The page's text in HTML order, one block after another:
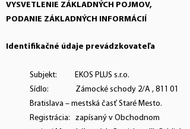
VYSVETLENIE ZÁKLADNÝCH POJMOV,
PODANIE ZÁKLADNÝCH INFORMÁCIÍ
Identifikačné údaje prevádzkovateľa
Subjekt: EKOS PLUS s.r.o.
Sídlo: Zámocké schody 2/A , 811 01
Bratislava – mestská časť Staré Mesto.
Registrácia: zapísaný v Obchodnom